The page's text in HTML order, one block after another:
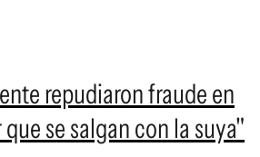
repudiaron fraude en
se salgan con la suya"